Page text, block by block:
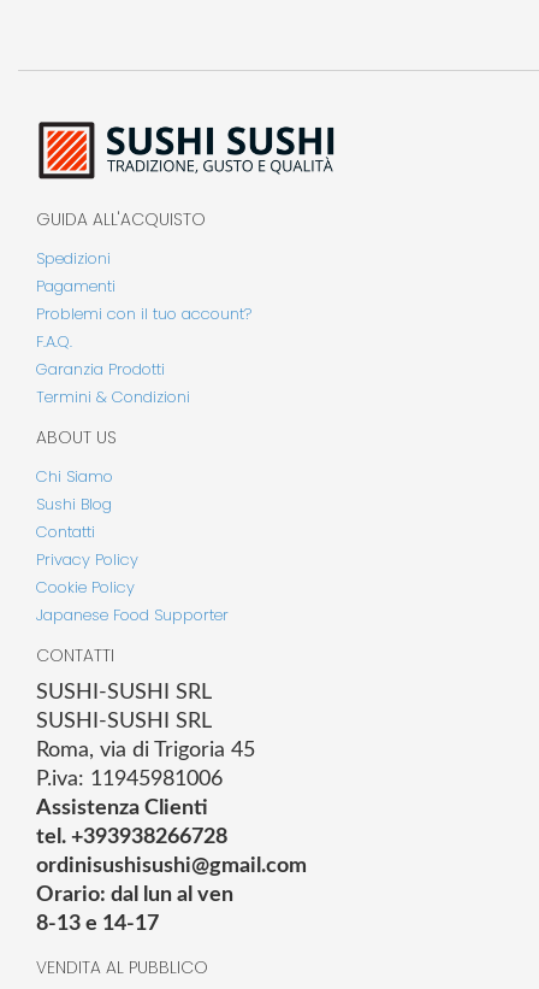
GUIDA ALL'ACQUISTO
Spedizioni
Pagamenti
Problemi con il tuo account?
F.A.Q.
Garanzia Prodotti
Termini & Condizioni
ABOUT US
Chi Siamo
Sushi Blog
Contatti
Privacy Policy
Cookie Policy
Japanese Food Supporter
CONTATTI
SUSHI-SUSHI SRL
SUSHI-SUSHI SRL
Roma, via di Trigoria 45
P.iva: 11945981006
Assistenza Clienti
tel. +393938266728
ordinisushisushi@gmail.com
Orario: dal lun al ven
8-13 e 14-17
VENDITA AL PUBBLICO